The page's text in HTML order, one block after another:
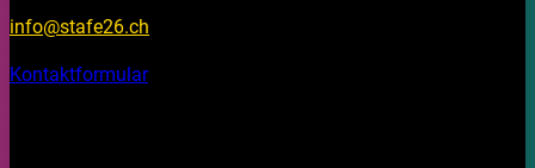
info@stafe26.ch
Kontaktformular